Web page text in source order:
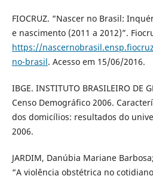
FIOCRUZ. “Nascer no Brasil:
e nascimento (2011 a 2012)”.
https://
no-brasil. Acesso em 15/06/2016.
IBGE. INSTITUTO BRASILEIRO DE
Censo Demográfico 2006.
dos domicílios: resultados do
2006.
JARDIM, Danúbia Mariane
“A violência obstétrica no